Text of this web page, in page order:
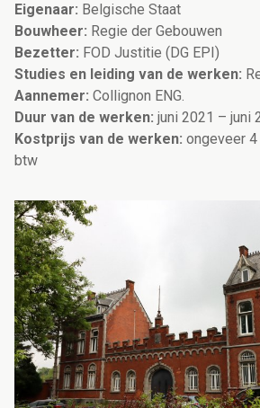
Eigenaar: Belgische Staat
Bouwheer: Regie der Gebouwen
Bezetter: FOD Justitie (DG EPI)
Studies en leiding van de werken:
Aannemer: Collignon ENG.
Duur van de werken: juni 2021 – juni
Kostprijs van de werken: ongeveer
btw